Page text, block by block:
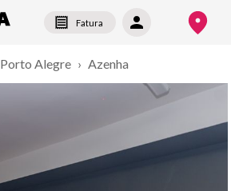
Fatura
Porto Alegre › Azenha